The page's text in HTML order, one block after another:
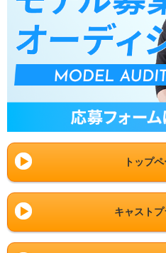
トップ
キャスト